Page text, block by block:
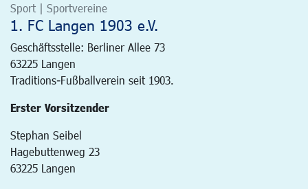
Sport | Sportvereine
1. FC Langen 1903 e.V.
Geschäftsstelle: Berliner Allee 73
63225 Langen
Traditions-Fußballverein seit 1903.
Erster Vorsitzender
Stephan Seibel
Hagebuttenweg 23
63225 Langen